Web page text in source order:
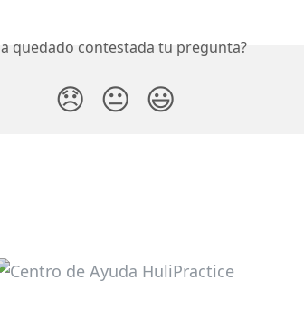
quedado contestada tu pregunta?
😞 😐 😃